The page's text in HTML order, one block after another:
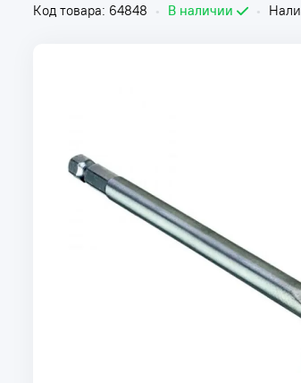
Код товара: 64848 • В наличии •